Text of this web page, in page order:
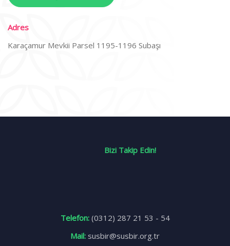
Adres
Karaçamur Mevkii Parsel 1195-1196 Subaşı
Bizi Takip Edin!
Telefon: (0312) 287 21 53 - 54
Mail: susbir@susbir.org.tr